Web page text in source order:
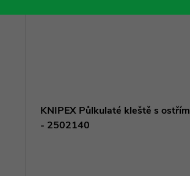
KNIPEX Půlkulaté kleště s ostřím
- 2502140